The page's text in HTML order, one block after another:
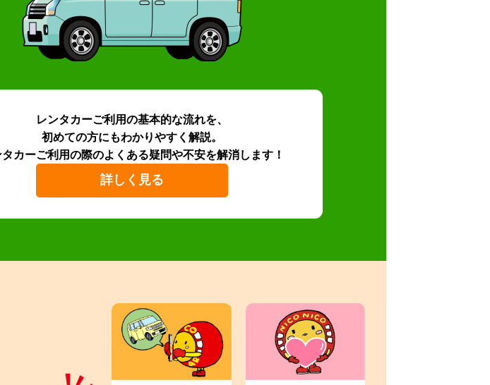
レンタカーご利用の基本的な流れを、
初めての方にもわかりやすく解説。
タカーご利用の際のよくある疑問や不安を解消します！
詳しく見る